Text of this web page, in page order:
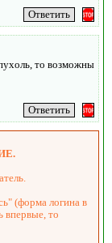
то возможны
(форма логина в
впервые, то